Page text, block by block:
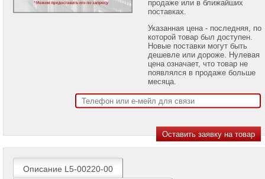
лампы
для
Name
Принтеры
плоттеры
МФУ
продаже или в ближайших
поставках.
Указанная цена - последняя, по
которой товар был доступен.
Новые поставки могут быть
дешевле или дороже. Нулевая
цена означает, что товар не
появлялся в продаже больше
месяца.
Описание L5-00220-00